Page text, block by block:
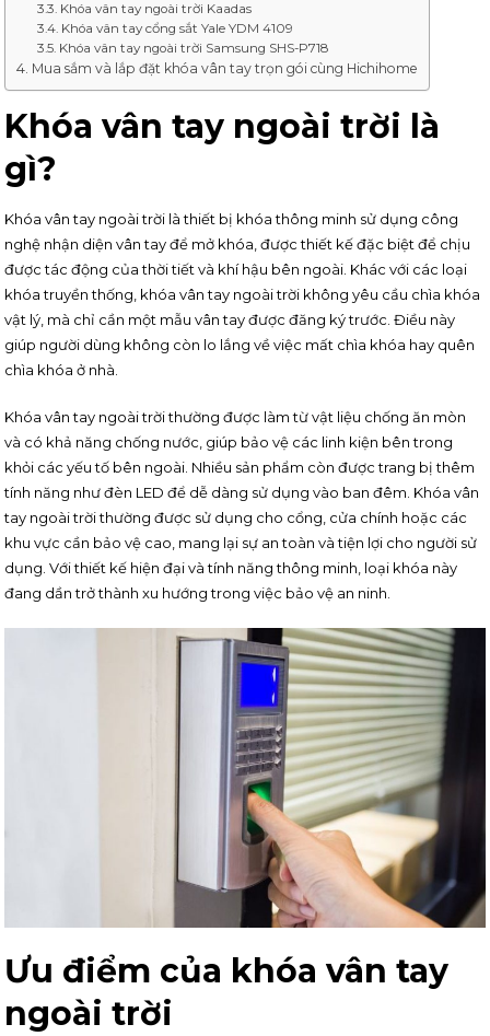
Khóa vân tay ngoài trời Kaadas
Khóa vân tay cổng sắt Yale YDM 4109
Khóa vân tay ngoài trời Samsung SHS-P718
Mua sắm và lắp đặt khóa vân tay trọn gói cùng Hichihome
Khóa vân tay ngoài trời là
gì?
Khóa vân tay ngoài trời là thiết bị khóa thông minh sử dụng công
nghệ nhận diện vân tay để mở khóa, được thiết kế đặc biệt để chịu
được tác động của thời tiết và khí hậu bên ngoài. Khác với các loại
khóa truyền thống, khóa vân tay ngoài trời không yêu cầu chìa khóa
vật lý, mà chỉ cần một mẫu vân tay được đăng ký trước. Điều này
giúp người dùng không còn lo lắng về việc mất chìa khóa hay quên
chìa khóa ở nhà.
Khóa vân tay ngoài trời thường được làm từ vật liệu chống ăn mòn
và có khả năng chống nước, giúp bảo vệ các linh kiện bên trong
khỏi các yếu tố bên ngoài. Nhiều sản phẩm còn được trang bị thêm
tính năng như đèn LED để dễ dàng sử dụng vào ban đêm. Khóa vân
tay ngoài trời thường được sử dụng cho cổng, cửa chính hoặc các
khu vực cần bảo vệ cao, mang lại sự an toàn và tiện lợi cho người sử
dụng. Với thiết kế hiện đại và tính năng thông minh, loại khóa này
đang dần trở thành xu hướng trong việc bảo vệ an ninh.
Ưu điểm của khóa vân tay
ngoài trời